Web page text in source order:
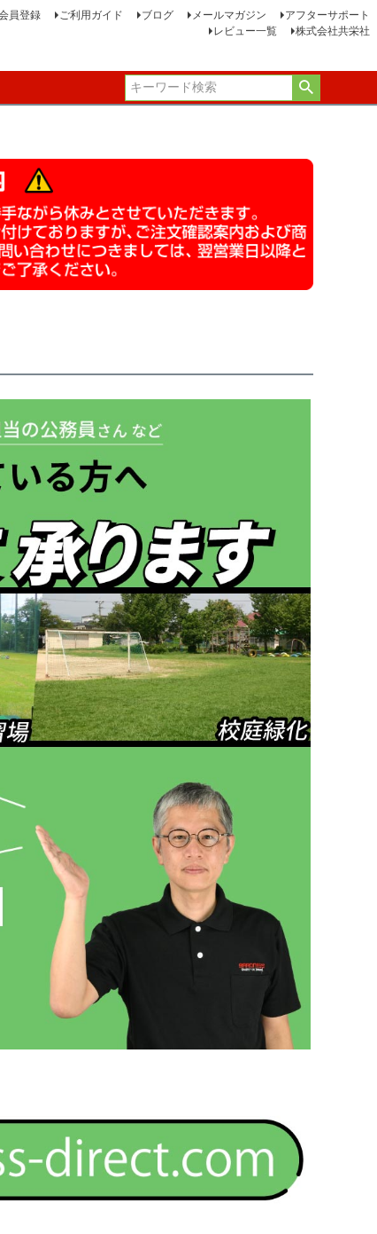
員登録 ご利用ガイド ブログ メールマガジン
アフターサポート
レビュー一覧
株式会社共栄社